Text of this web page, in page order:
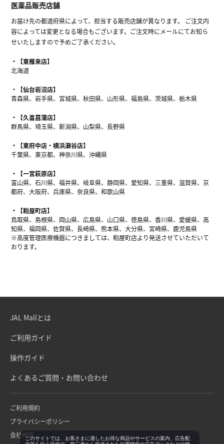
医薬品販売店舗
お届け先の都道府県によって、担当する販売店舗が異なります。 ご注文内
容によっては変更となる場合もございます。ご注文時にメールにてお知ら
せいたしますので予めご了承ください。
【東雁来店】
北海道
【仙台岩沼店】
青森県、岩手県、宮城県、秋田県、山形県、福島県、茨城県、栃木県
【久喜菖蒲店】
群馬県、埼玉県、新潟県、山梨県、長野県
【東府中店・横浜瀬谷店】
千葉県、東京都、神奈川県、沖縄県
【一宮萩原店】
富山県、石川県、福井県、岐阜県、静岡県、愛知県、三重県、滋賀県、京
都府、大阪府、兵庫県、奈良県、和歌山県
【粕屋町店】
鳥取県、島根県、岡山県、広島県、山口県、徳島県、香川県、愛媛県、高
知県、福岡県、佐賀県、長崎県、熊本県、大分県、宮崎県、鹿児島県
※高度管理医療機器につきましては、粕屋町店より発送させていただいて
おります。
JAL Mallとは
ご利用ガイド
操作ガイド
よくあるご質問・お問い合わせ
ご利用規約
プライバシーポリシー
会社概要このサイトでは、お客さまに適したお得な商品やサービスの案内、広告配